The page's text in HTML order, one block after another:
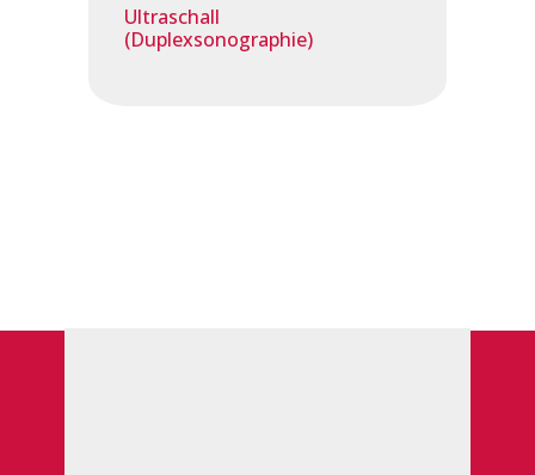
Ultraschall
(Duplexsonographie)